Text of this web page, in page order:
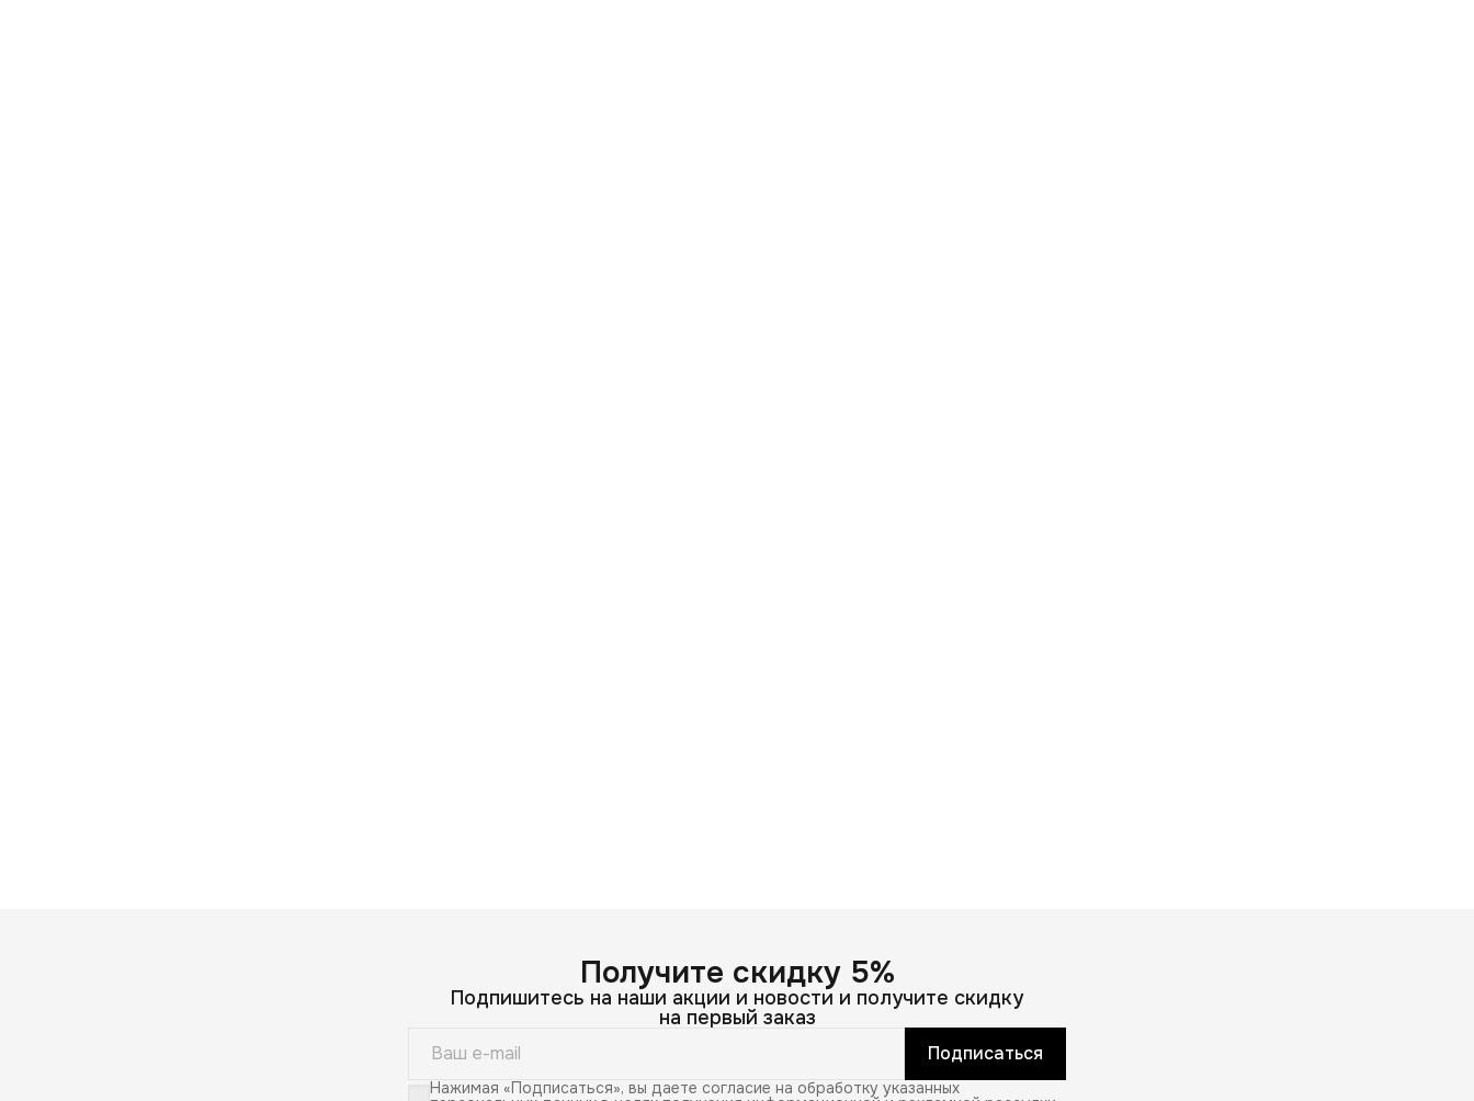
Получите скидку 5%
Подпишитесь на наши акции и новости и получите скидку
на первый заказ
Подписаться
Нажимая «Подписаться», вы даете согласие на обработку указанных